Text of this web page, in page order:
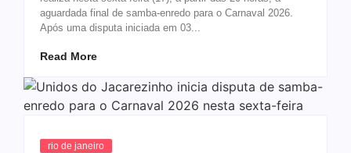
aguardada final de samba-enredo para o Carnaval 2026.
Após uma disputa iniciada em 03...
Read More
rio de janeiro